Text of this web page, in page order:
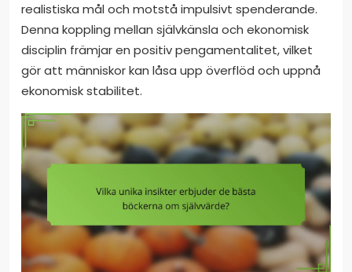
realistiska mål och motstå impulsivt spenderande.
Denna koppling mellan självkänsla och ekonomisk
disciplin främjar en positiv pengamentalitet, vilket
gör att människor kan låsa upp överflöd och uppnå
ekonomisk stabilitet.